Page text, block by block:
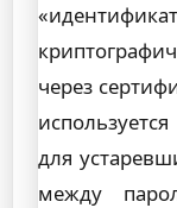
через
для
между